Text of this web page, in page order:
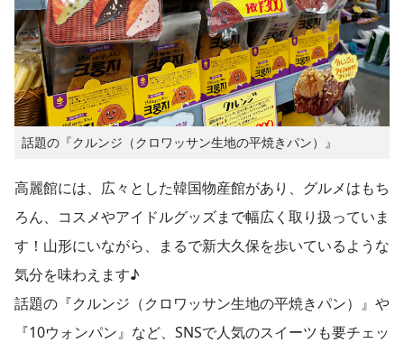
話題の『クルンジ（クロワッサン生地の平焼きパン）』
高麗館には、広々とした韓国物産館があり、グルメはもち
ろん、コスメやアイドルグッズまで幅広く取り扱っていま
す！山形にいながら、まるで新大久保を歩いているような
気分を味わえます♪
話題の『クルンジ（クロワッサン生地の平焼きパン）』や
『10ウォンパン』など、SNSで人気のスイーツも要チェッ